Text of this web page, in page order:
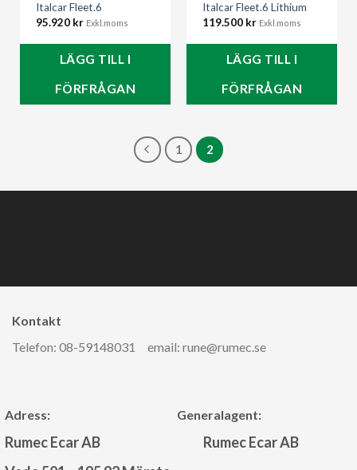
Italcar Fleet.6
95.920 kr Exkl.moms
LÄGG TILL I
FÖRFRÅGAN
Italcar Fleet.6 Lithium
119.500 kr Exkl.moms
LÄGG TILL I
FÖRFRÅGAN
1 2
Kontakt ​
Telefon: 08-59148031 email: rune@rumec.se
Adress: Generalagent:
Rumec Ecar AB Rumec Ecar AB